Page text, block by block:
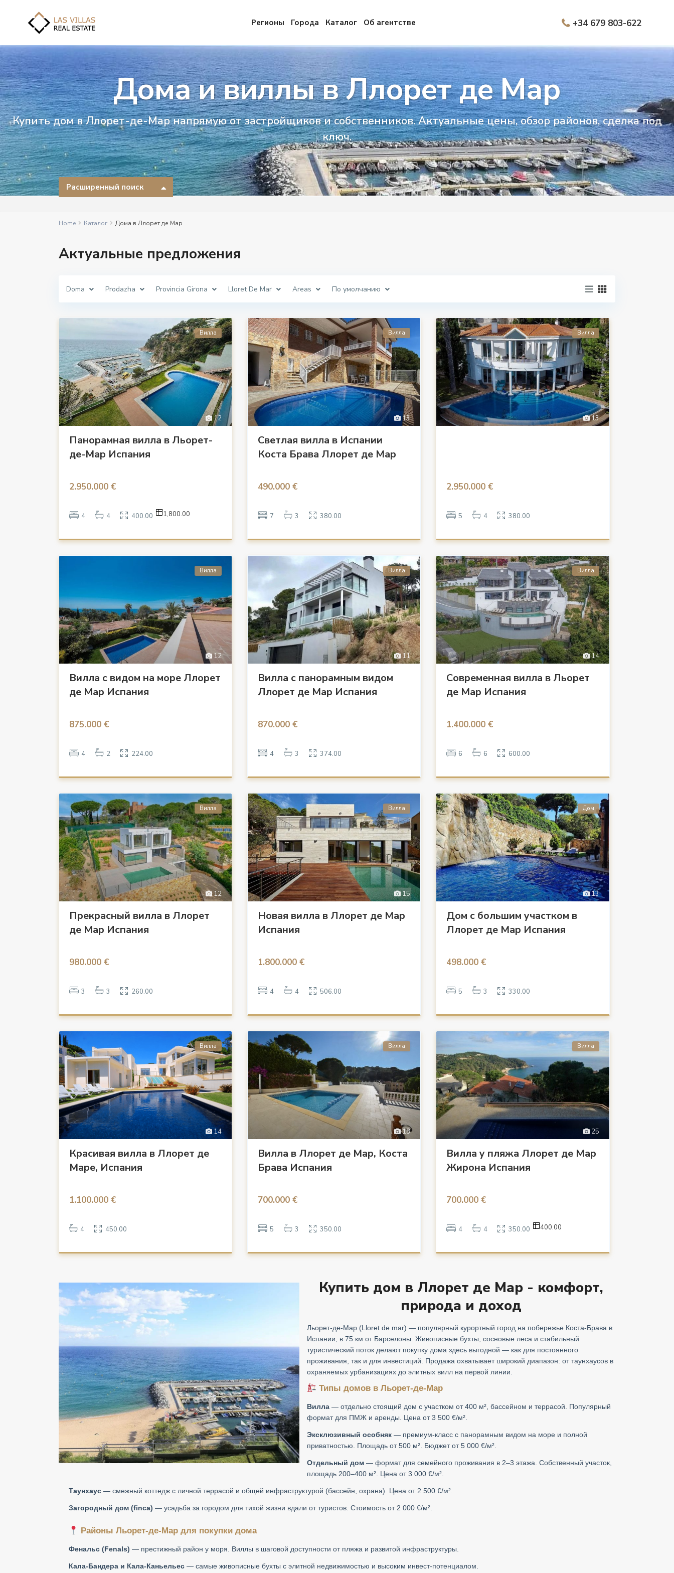
Регионы Города Каталог Об агентстве +34 679 803-622
Дома и виллы в Ллорет де Мар
Купить дом в Ллорет-де-Мар напрямую от застройщиков и собственников. Актуальные цены, обзор районов, сделка под
ключ.
Расширенный поиск
Home Каталог Дома в Ллорет де Мар
Актуальные предложения
Doma Prodazha Provincia Girona Lloret De Mar Areas По умолчанию
12
Вилла
Панорамная вилла в Льорет-
де-Мар Испания
2.950.000 €
4 4 400.00 1,800.00
13
Вилла
Светлая вилла в Испании
Коста Брава Ллорет де Мар
490.000 €
7 3 380.00
13
Вилла
2.950.000 €
5 4 380.00
12
Вилла
Вилла с видом на море Ллорет
де Мар Испания
875.000 €
4 2 224.00
11
Вилла
Вилла с панорамным видом
Ллорет де Мар Испания
870.000 €
4 3 374.00
14
Вилла
Современная вилла в Льорет
де Мар Испания
1.400.000 €
6 6 600.00
12
Вилла
Прекрасный вилла в Ллорет
де Мар Испания
980.000 €
3 3 260.00
15
Вилла
Новая вилла в Ллорет де Мар
Испания
1.800.000 €
4 4 506.00
13
Дом
Дом с большим участком в
Ллорет де Мар Испания
498.000 €
5 3 330.00
14
Вилла
Красивая вилла в Ллорет де
Маре, Испания
1.100.000 €
4 450.00
18
Вилла
Вилла в Ллорет де Мар, Коста
Брава Испания
700.000 €
5 3 350.00
25
Вилла
Вилла у пляжа Ллорет де Мар
Жирона Испания
700.000 €
4 4 350.00 400.00
Купить дом в Ллорет де Мар - комфорт,
природа и доход
Льорет-де-Мар (Lloret de mar) — популярный курортный город на побережье Коста-Брава в
Испании, в 75 км от Барселоны. Живописные бухты, сосновые леса и стабильный
туристический поток делают покупку дома здесь выгодной — как для постоянного
проживания, так и для инвестиций. Продажа охватывает широкий диапазон: от таунхаусов в
охраняемых урбанизациях до элитных вилл на первой линии.
Типы домов в Льорет-де-Мар
Вилла — отдельно стоящий дом с участком от 400 м², бассейном и террасой. Популярный
формат для ПМЖ и аренды. Цена от 3 500 €/м².
Эксклюзивный особняк — премиум-класс с панорамным видом на море и полной
приватностью. Площадь от 500 м². Бюджет от 5 000 €/м².
Отдельный дом — формат для семейного проживания в 2–3 этажа. Собственный участок,
площадь 200–400 м². Цена от 3 000 €/м².
Таунхаус — смежный коттедж с личной террасой и общей инфраструктурой (бассейн, охрана). Цена от 2 500 €/м².
Загородный дом (finca) — усадьба за городом для тихой жизни вдали от туристов. Стоимость от 2 000 €/м².
Районы Льорет-де-Мар для покупки дома
Фенальс (Fenals) — престижный район у моря. Виллы в шаговой доступности от пляжа и развитой инфраструктуры.
Кала-Бандера и Кала-Каньельес — самые живописные бухты с элитной недвижимостью и высоким инвест-потенциалом.